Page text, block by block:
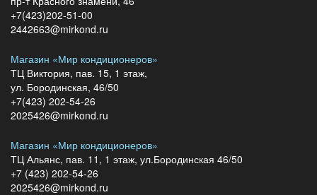
+7(423)202-51-00
2442663@mirkond.ru
Магазин «Мир кондиционеров»
ТЦ Виктория, пав. 15, 1 этаж,
ул. Бородинская, 46/50
+7(423) 202-54-26
2025426@mirkond.ru
Магазин «Мир кондиционеров»
ТЦ Альянс, пав. 11, 1 этаж, ул.Бородинская 46/50
+7 (423) 202-54-26
2025426@mirkond.ru